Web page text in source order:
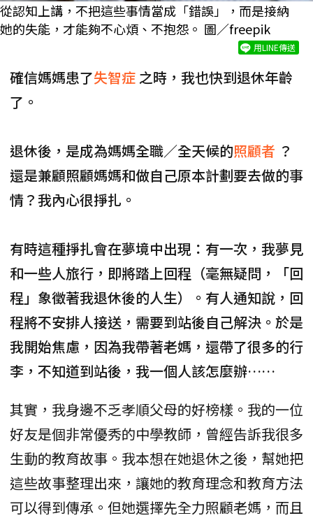
從認知上講，不把這些事情當成「錯誤」，而是接納
她的失能，才能夠不心煩、不抱怨。 圖／freepik
用LINE傳送
確信媽媽患了失智症 之時，我也快到退休年齡
了。
退休後，是成為媽媽全職／全天候的照顧者 ？
還是兼顧照顧媽媽和做自己原本計劃要去做的事
情？我內心很掙扎。
有時這種掙扎會在夢境中出現：有一次，我夢見
和一些人旅行，即將踏上回程（毫無疑問，「回
程」象徵著我退休後的人生）。有人通知說，回
程將不安排人接送，需要到站後自己解決。於是
我開始焦慮，因為我帶著老媽，還帶了很多的行
李，不知道到站後，我一個人該怎麼辦……
其實，我身邊不乏孝順父母的好榜樣。我的一位
好友是個非常優秀的中學教師，曾經告訴我很多
生動的教育故事。我本想在她退休之後，幫她把
這些故事整理出來，讓她的教育理念和教育方法
可以得到傳承。但她選擇先全力照顧老媽，而且